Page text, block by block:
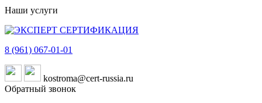
Наши услуги
8 (961) 067-01-01
kostroma@cert-russia.ru
Обратный звонок